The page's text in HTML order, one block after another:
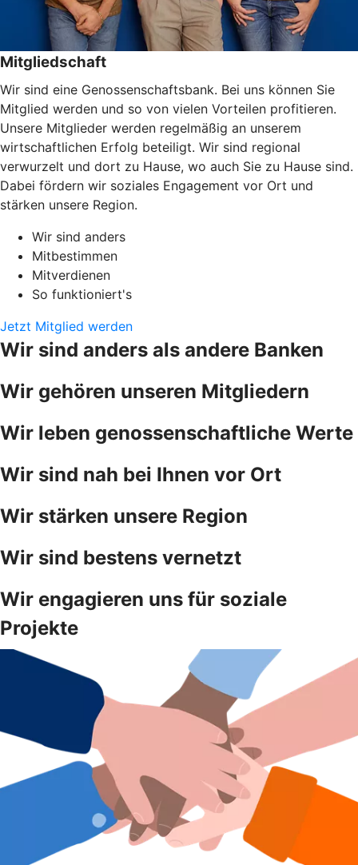
Mitgliedschaft
Wir sind eine Genossenschaftsbank. Bei uns können Sie
Mitglied werden und so von vielen Vorteilen profitieren.
Unsere Mitglieder werden regelmäßig an unserem
wirtschaftlichen Erfolg beteiligt. Wir sind regional
verwurzelt und dort zu Hause, wo auch Sie zu Hause sind.
Dabei fördern wir soziales Engagement vor Ort und
stärken unsere Region.
Wir sind anders
Mitbestimmen
Mitverdienen
So funktioniert's
Jetzt Mitglied werden
Wir sind anders als andere Banken
Wir gehören unseren Mitgliedern
Wir leben genossenschaftliche Werte
Wir sind nah bei Ihnen vor Ort
Wir stärken unsere Region
Wir sind bestens vernetzt
Wir engagieren uns für soziale
Projekte